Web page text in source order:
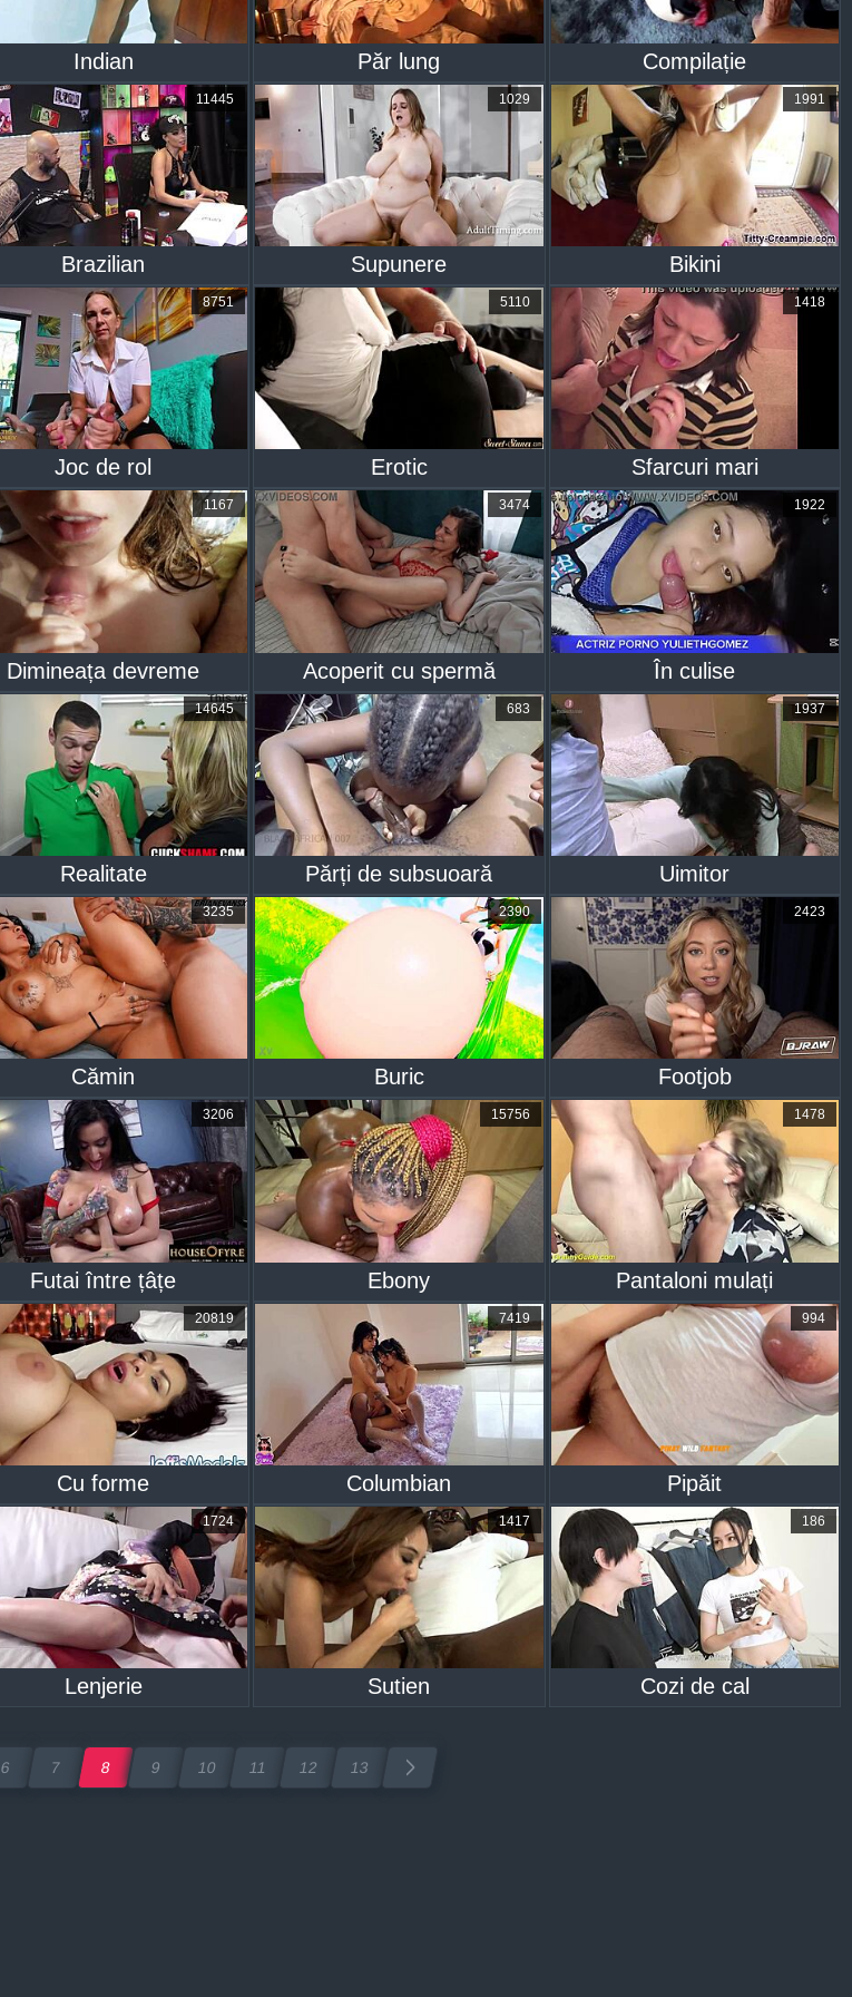
Indian Păr lung Compilație
11445
Brazilian
1029
Supunere
1991
Bikini
8751
Joc de rol
5110
Erotic
1418
Sfarcuri mari
1167
Dimineața devreme
3474
Acoperit cu spermă
1922
În culise
14645
Realitate
683
Părți de subsuoară
1937
Uimitor
3235
Cămin
2390
Buric
2423
Footjob
3206
Futai între țâțe
15756
Ebony
1478
Pantaloni mulați
20819
Cu forme
7419
Columbian
994
Pipăit
1724
Lenjerie
1417
Sutien
186
Cozi de cal
6 7 8 9 10 11 12 13